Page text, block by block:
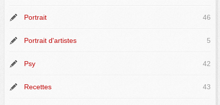
Portrait 46
Portrait d'artistes 5
Psy 42
Recettes 43